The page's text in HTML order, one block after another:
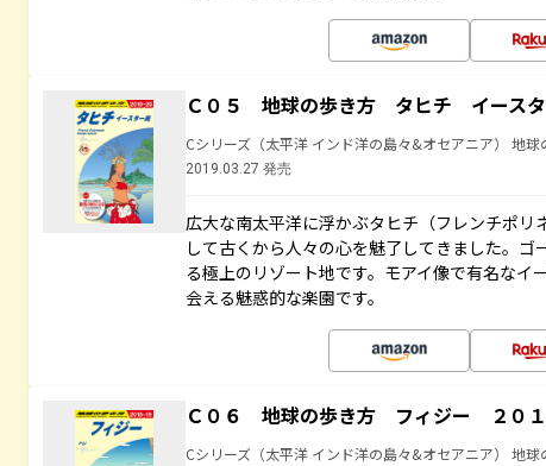
Ｃ０５ 地球の歩き方 タヒチ イース
Cシリーズ（太平洋 インド洋の島々&オセアニア） 地球
2019.03.27 発売
広大な南太平洋に浮かぶタヒチ（フレンチポリ
して古くから人々の心を魅了してきました。
る極上のリゾート地です。モアイ像で有名なイ
会える魅惑的な楽園です。
Ｃ０６ 地球の歩き方 フィジー ２０１
Cシリーズ（太平洋 インド洋の島々&オセアニア） 地球